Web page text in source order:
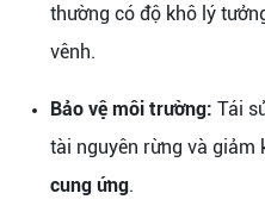
thường có độ khô lý
vênh.
Bảo vệ môi trường: Tái
tài nguyên rừng và giảm
cung ứng.